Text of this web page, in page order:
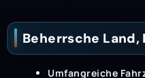
Beherrsche
Umfangreiche